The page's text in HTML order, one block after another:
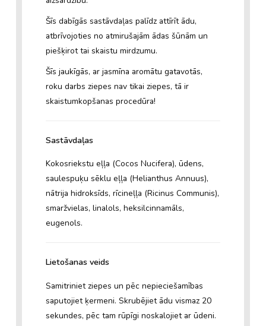
Šīs dabīgās sastāvdaļas palīdz attīrīt ādu,
atbrīvojoties no atmirušajām ādas šūnām un
piešķirot tai skaistu mirdzumu.
Šīs jaukīgās, ar jasmīna aromātu gatavotās,
roku darbs ziepes nav tikai ziepes, tā ir
skaistumkopšanas procedūra!
Sastāvdaļas
Kokosriekstu eļļa (Cocos Nucifera), ūdens,
saulespuķu sēklu eļļa (Helianthus Annuus),
nātrija hidroksīds, rīcineļļa (Ricinus Communis),
smaržvielas, linalols, heksilcinnamāls,
eugenols.
Lietošanas veids
Samitriniet ziepes un pēc nepieciešamības
saputojiet ķermeni. Skrubējiet ādu vismaz 20
sekundes, pēc tam rūpīgi noskalojiet ar ūdeni.